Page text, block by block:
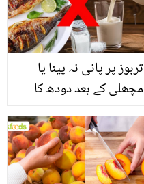
تربوز پر پانی نہ پینا یا
مچھلی کے بعد دودھ کا
استعمال۔۔ جانیں کھانوں
سے متعلق غلط فہمیوں کی
حقیقت کیا ہے اور افواہ
کیا؟